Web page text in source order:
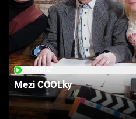
Mezi COOLky